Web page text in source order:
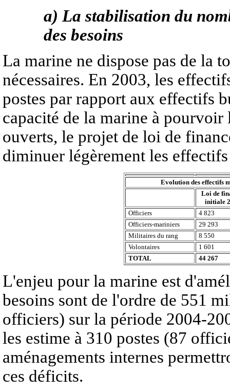
a) La stabilisation du
des besoins
La marine ne dispose pas de la
nécessaires. En 2003, les
postes par rapport aux effectifs
capacité de la marine à pourvoir
ouverts, le projet de loi de
diminuer légèrement les
Evolution des effectifs
Loi de
initiale
Officiers
4 823
Officiers-mariniers
29 293
Militaires du rang
8 550
Volontaires
1 601
TOTAL
44 267
L'enjeu pour la marine est
besoins sont de l'ordre de 551
officiers) sur la période 2004-
les estime à 310 postes (87
aménagements internes
ces déficits.